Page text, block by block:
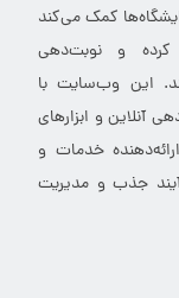
کمک می‌کند
و نوبت‌دهی
این وب‌سایت با
آنلاین و ابزارهای
خدمات و
جذب و مدیریت